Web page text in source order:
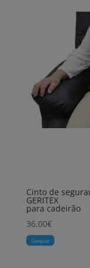
Cinto de
GERITEX
para cadeirão
36,00€
Comprar